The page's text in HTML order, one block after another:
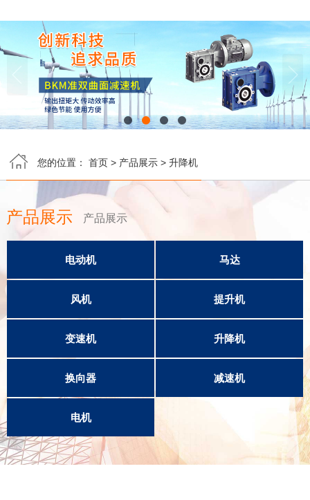


您的位置： 首页> 产品展示> 升降机
产品展示 产品展示
电动机 马达
风机 提升机
变速机 升降机
换向器 减速机
电机